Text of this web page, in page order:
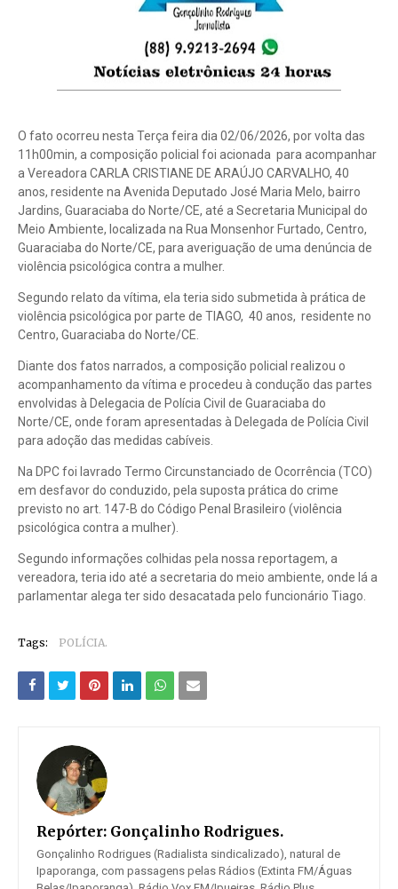
O fato ocorreu nesta Terça feira dia 02/06/2026, por volta das
11h00min, a composição policial foi acionada para acompanhar
a Vereadora CARLA CRISTIANE DE ARAÚJO CARVALHO, 40
anos, residente na Avenida Deputado José Maria Melo, bairro
Jardins, Guaraciaba do Norte/CE, até a Secretaria Municipal do
Meio Ambiente, localizada na Rua Monsenhor Furtado, Centro,
Guaraciaba do Norte/CE, para averiguação de uma denúncia de
violência psicológica contra a mulher.
Segundo relato da vítima, ela teria sido submetida à prática de
violência psicológica por parte de TIAGO, 40 anos, residente no
Centro, Guaraciaba do Norte/CE.
Diante dos fatos narrados, a composição policial realizou o
acompanhamento da vítima e procedeu à condução das partes
envolvidas à Delegacia de Polícia Civil de Guaraciaba do
Norte/CE, onde foram apresentadas à Delegada de Polícia Civil
para adoção das medidas cabíveis.
Na DPC foi lavrado Termo Circunstanciado de Ocorrência (TCO)
em desfavor do conduzido, pela suposta prática do crime
previsto no art. 147-B do Código Penal Brasileiro (violência
psicológica contra a mulher).
Segundo informações colhidas pela nossa reportagem, a
vereadora, teria ido até a secretaria do meio ambiente, onde lá a
parlamentar alega ter sido desacatada pelo funcionário Tiago.
Tags: POLÍCIA.
Repórter: Gonçalinho Rodrigues.
Gonçalinho Rodrigues (Radialista sindicalizado), natural de
Ipaporanga, com passagens pelas Rádios (Extinta FM/Águas